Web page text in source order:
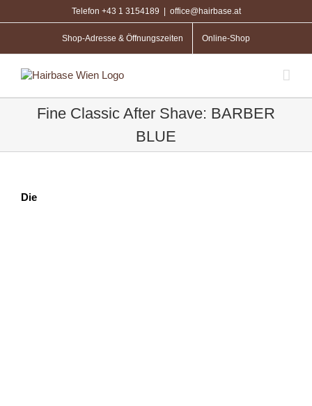
Telefon +43 1 3154189 office@hairbase.at
Shop-Adresse & Öffnungszeiten Online-Shop
Fine Classic After Shave: BARBER
BLUE
Die